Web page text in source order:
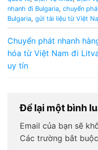
nhanh đi Bulgaria, chuyển
Bulgaria, gửi tài liệu từ Việt
Chuyển phát nhanh
hóa từ Việt Nam đi
uy tín
Để lại một bình
Email của bạn sẽ
Các trường bắt